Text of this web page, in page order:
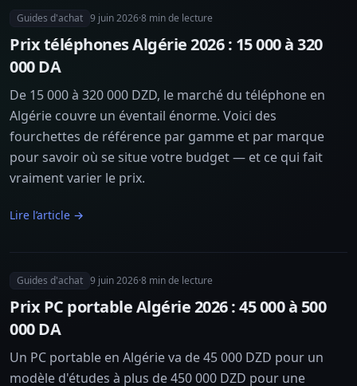
Guides d'achat 9 juin 2026·8 min de lecture
Prix téléphones Algérie 2026 : 15 000 à 320
000 DA
De 15 000 à 320 000 DZD, le marché du téléphone en
Algérie couvre un éventail énorme. Voici des
fourchettes de référence par gamme et par marque
pour savoir où se situe votre budget — et ce qui fait
vraiment varier le prix.
Lire l’article →
Guides d'achat 9 juin 2026·8 min de lecture
Prix PC portable Algérie 2026 : 45 000 à 500
000 DA
Un PC portable en Algérie va de 45 000 DZD pour un
modèle d'études à plus de 450 000 DZD pour une